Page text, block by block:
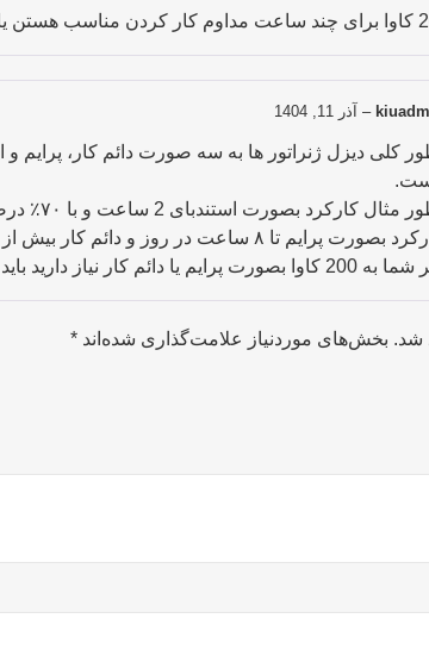
– آذر 11, 1404
کلی دیزل ژنراتور ها به سه صورت دائم کار، پرایم
مثال کارکرد بصورت استندبای 2 ساعت و با ۷۰٪ درصد توان هست.
پرایم تا ۸ ساعت در روز و دائم کار بیش از هشت ساعت در روز می‌باشد. که ماکسیمم توان خروجی در این حالت 50٪ می‌باشد.
بصورت پرایم یا دائم کار نیاز دارید باید دیزل ژنراتوری با توان بالاتری خریداری کنید.
شد. بخش‌های موردنیاز علامت‌گذاری شده‌اند *